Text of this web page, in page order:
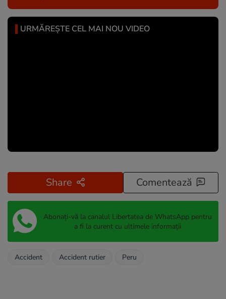
URMĂREȘTE CEL MAI NOU VIDEO
Share Comentează
Abonați-vă la canalul Libertatea de WhatsApp pentru
a fi la curent cu ultimele informații
Accident Accident rutier Peru